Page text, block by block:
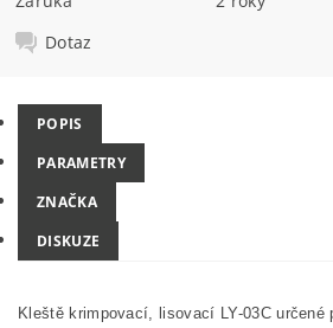
Dotaz
POPIS
PARAMETRY
ZNAČKA
DISKUZE
Kleště krimpovací, lisovací LY-03C určené